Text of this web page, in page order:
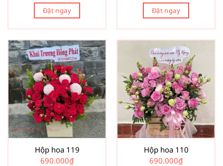
Đặt ngay Đặt ngay
Hộp hoa 119
690.000₫
Hộp hoa 110
690.000₫